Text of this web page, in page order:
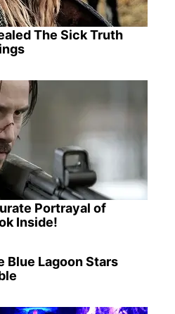
The Sick Truth
Portrayal of
Inside!
Blue Lagoon Stars